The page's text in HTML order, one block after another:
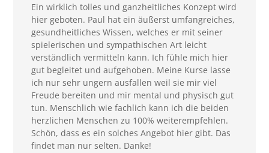
Ein wirklich tolles und ganzheitliches Konzept wird
hier geboten. Paul hat ein äußerst umfangreiches,
gesundheitliches Wissen, welches er mit seiner
spielerischen und sympathischen Art leicht
verständlich vermitteln kann. Ich fühle mich hier
gut begleitet und aufgehoben. Meine Kurse lasse
ich nur sehr ungern ausfallen weil sie mir viel
Freude bereiten und mir mental und physisch gut
tun. Menschlich wie fachlich kann ich die beiden
herzlichen Menschen zu 100% weiterempfehlen.
Schön, dass es ein solches Angebot hier gibt. Das
findet man nur selten. Danke!